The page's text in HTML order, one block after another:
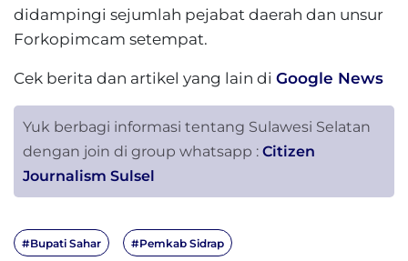
didampingi sejumlah pejabat daerah dan unsur
Forkopimcam setempat.
Cek berita dan artikel yang lain di Google News
Yuk berbagi informasi tentang Sulawesi Selatan
dengan join di group whatsapp : Citizen
Journalism Sulsel
#Bupati Sahar #Pemkab Sidrap